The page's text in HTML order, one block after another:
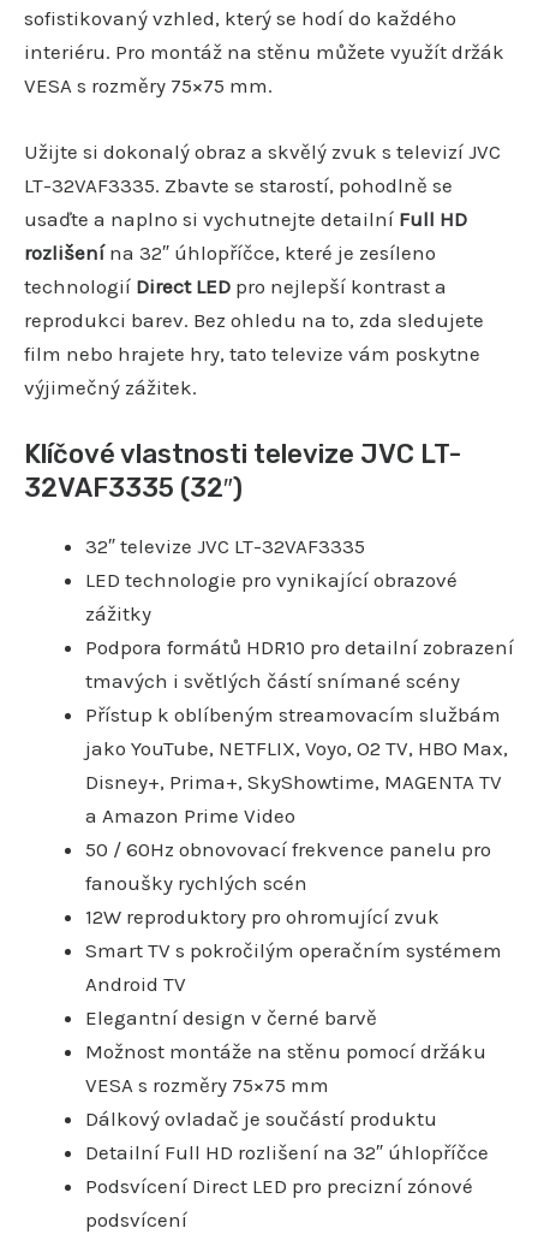
sofistikovaný vzhled, který se hodí do každého
interiéru. Pro montáž na stěnu můžete využít držák
VESA s rozměry 75×75 mm.
Užijte si dokonalý obraz a skvělý zvuk s televizí JVC
LT-32VAF3335. Zbavte se starostí, pohodlně se
usaďte a naplno si vychutnejte detailní Full HD
rozlišenína 32″ úhlopříčce, které je zesíleno
technologií Direct LED pro nejlepší kontrast a
reprodukci barev. Bez ohledu na to, zda sledujete
film nebo hrajete hry, tato televize vám poskytne
výjimečný zážitek.
Klíčové vlastnosti televize JVC LT-
32VAF3335 (32″)
32″ televize JVC LT-32VAF3335
LED technologie pro vynikající obrazové
zážitky
Podpora formátů HDR10 pro detailní zobrazení
tmavých i světlých částí snímané scény
Přístup k oblíbeným streamovacím službám
jako YouTube, NETFLIX, Voyo, O2 TV, HBO Max,
Disney+, Prima+, SkyShowtime, MAGENTA TV
a Amazon Prime Video
50 / 60Hz obnovovací frekvence panelu pro
fanoušky rychlých scén
12W reproduktory pro ohromující zvuk
Smart TV s pokročilým operačním systémem
Android TV
Elegantní design v černé barvě
Možnost montáže na stěnu pomocí držáku
VESA s rozměry 75×75 mm
Dálkový ovladač je součástí produktu
Detailní Full HD rozlišení na 32″ úhlopříčce
Podsvícení Direct LED pro precizní zónové
podsvícení